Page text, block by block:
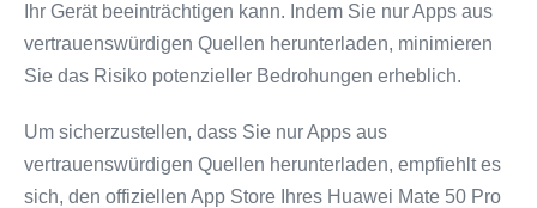
Ihr Gerät beeinträchtigen kann. Indem Sie nur Apps aus
vertrauenswürdigen Quellen herunterladen, minimieren
Sie das Risiko potenzieller Bedrohungen erheblich.
Um sicherzustellen, dass Sie nur Apps aus
vertrauenswürdigen Quellen herunterladen, empfiehlt es
sich, den offiziellen App Store Ihres Huawei Mate 50 Pro